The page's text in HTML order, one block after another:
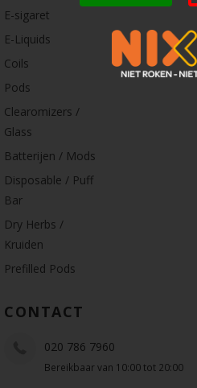
E-sigaret
E-Liquids
Coils
Pods
Clearomizers /
Glass
Batterijen / Mods
Disposable / Puff
Bar
Dry Herbs /
Kruiden
Prefilled Pods
CONTACT
020 786 7960
Bereikbaar van 10:00 tot 20:00